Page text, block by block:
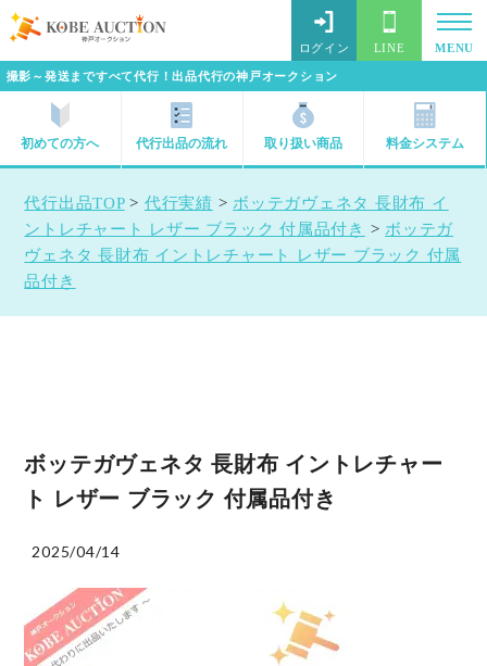
撮影～発送まですべて代行！出品代行の神戸オークション
ログイン LINE MENU
初めての方へ 代行出品の流れ 取り扱い商品 料金システム
代行出品TOP> 代行実績 > ボッテガヴェネタ 長財布 イ
ントレチャート レザー ブラック 付属品付き > ボッテガ
ヴェネタ 長財布 イントレチャート レザー ブラック 付属
品付き
ボッテガヴェネタ 長財布 イントレチャー
ト レザー ブラック 付属品付き
2025/04/14